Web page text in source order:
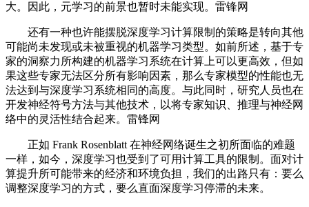
大。因此，元学习的前景也暂时未能实现。雷锋网
还有一种也许能摆脱深度学习计算限制的策略是转向其他
可能尚未发现或未被重视的机器学习类型。如前所述，基于专
家的洞察力所构建的机器学习系统在计算上可以更高效，但如
果这些专家无法区分所有影响因素，那么专家模型的性能也无
法达到与深度学习系统相同的高度。与此同时，研究人员也在
开发神经符号方法与其他技术，以将专家知识、推理与神经网
络中的灵活性结合起来。雷锋网
正如 Frank Rosenblatt 在神经网络诞生之初所面临的难题
一样，如今，深度学习也受到了可用计算工具的限制。面对计
算提升所可能带来的经济和环境负担，我们的出路只有：要么
调整深度学习的方式，要么直面深度学习停滞的未来。